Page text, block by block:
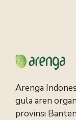
Arenga
gula aren
provinsi